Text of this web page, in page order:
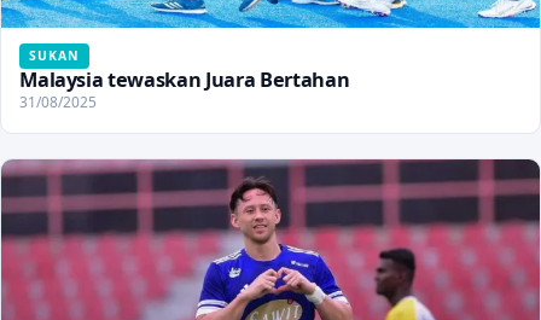
SUKAN
Malaysia tewaskan Juara Bertahan
31/08/2025